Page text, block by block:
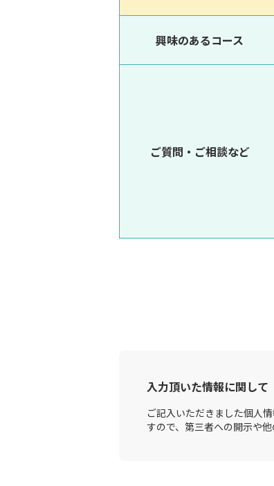
興味のあるコース
ご質問・ご相談など
入力頂いた情報に関して
ご記入いただきました個人
すので、第三者への開示や